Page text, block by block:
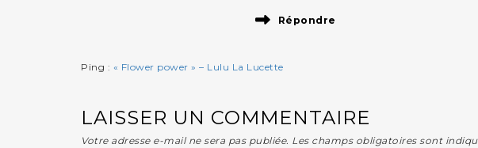
Répondre
Ping : « Flower power » – Lulu La Lucette
LAISSER UN COMMENTAIRE
Votre adresse e-mail ne sera pas publiée. Les champs obligatoires sont